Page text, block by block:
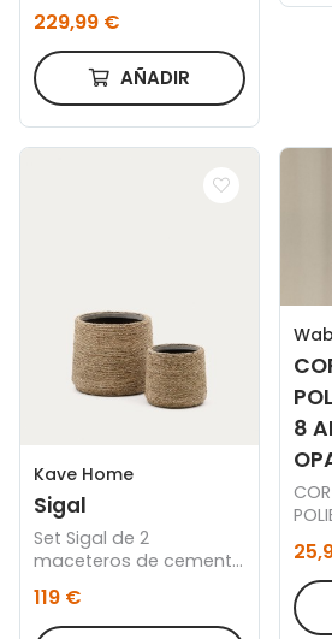
229,99 €
AÑADIR
Kave Home
Sigal
Set Sigal de 2
maceteros de cemento
con acabado natural Ø
24 cm / Ø 31 cm
119 €
8